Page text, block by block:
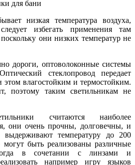
низкая температура воздуха,
избегать применения там
они низких температур не
дороги, оптоволоконные системы
стеклопровод передает
этом влагостойким и термостойким.
поэтому таким светильникам не
считаются наиболее
они очень прочны, долговечны, и
температуру до 200
быть реализованы различные
в сочетании с линзами и
например игру языков